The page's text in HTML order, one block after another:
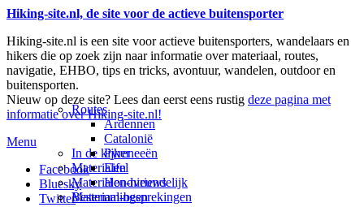
Hiking-site.nl, de site voor de actieve buitensporter
Hiking-site.nl is een site voor actieve buitensporters, wandelaars en
hikers die op zoek zijn naar informatie over materiaal, routes,
navigatie, EHBO, tips en tricks, avontuur, wandelen, outdoor en
buitensporten.
Nieuw op deze site? Lees dan eerst eens rustig deze pagina met
informatie over Hiking-site.nl!
Menu
Facebook
Bluesky
Twitter
In de kijker
Materialen
Materialen-nieuws
Materiaal-besprekingen
Routes
Ardennen
Catalonië
Pyreneeën
Eifel
Hondvriendelijk
Bestemmingen